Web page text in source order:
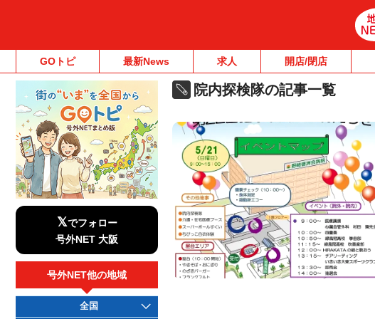
GOトピ 最新News 求人 開店/閉店
院内探検隊の記事一覧
𝕏でフォロー
号外NET 大阪
号外NET他の地域
全国